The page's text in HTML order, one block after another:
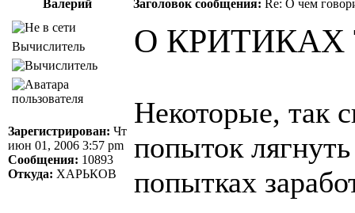
Валерий Заголовок сообщения: Re: О чем
Вычислитель
Зарегистрирован: Чт
июн 01, 2006 3:57 pm
Сообщения: 10893
Откуда: ХАРЬКОВ
О
Некоторые, так
попыток
попытках